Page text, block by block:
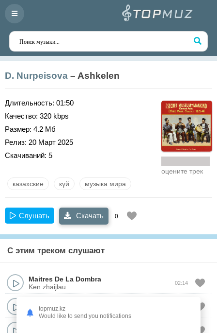
D. Nurpeisova – Ashkelen
Длительность: 01:50
Качество: 320 kbps
Размер: 4.2 Мб
Релиз: 20 Март 2025
Скачиваний: 5
оцените трек
казахские күй музыка мира
Слушать Скачать 0
С этим треком слушают
Maitres De La Dombra
Ken zhaijlau
02:14
Zar qosbasar
topmuz.kz
Would like to send you notifications